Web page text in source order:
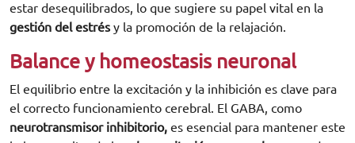
estar desequilibrados, lo que sugiere su papel vital en la
gestión del estrés y la promoción de la relajación.
Balance y homeostasis neuronal
El equilibrio entre la excitación y la inhibición es clave para
el correcto funcionamiento cerebral. El GABA, como
neurotransmisor inhibitorio, es esencial para mantener este